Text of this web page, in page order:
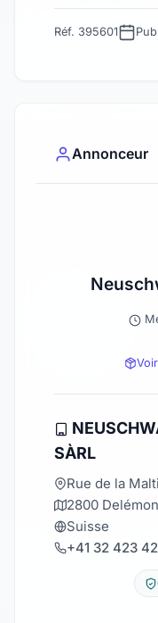
Réf. 395601
Annonceur
SÀRL
Rue de la
2800
Suisse
+41 32 423